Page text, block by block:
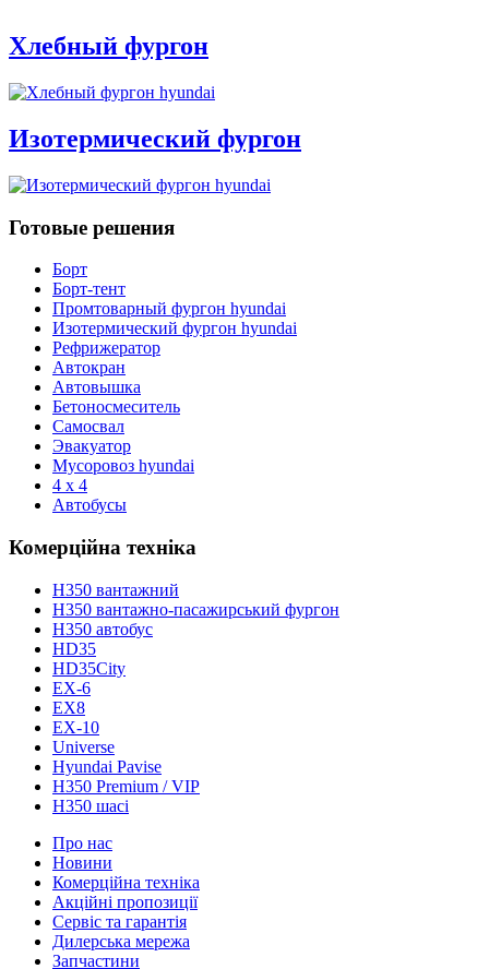
Хлебный фургон
Изотермический фургон
Готовые решения
Борт
Борт-тент
Промтоварный фургон hyundai
Изотермический фургон hyundai
Рефрижератор
Автокран
Автовышка
Бетоносмеситель
Самосвал
Эвакуатор
Мусоровоз hyundai
4 x 4
Автобусы
Комерційна техніка
H350 вантажний
H350 вантажно-пасажирський фургон
H350 автобус
HD35
HD35City
ЕХ-6
EX8
ЕХ-10
Universe
Hyundai Pavise
Н350 Premium / VIP
H350 шасі
Про нас
Новини
Комерційна техніка
Акційні пропозиції
Сервіс та гарантія
Дилерська мережа
Запчастини